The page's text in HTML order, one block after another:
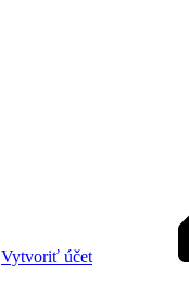
Vytvoriť účet